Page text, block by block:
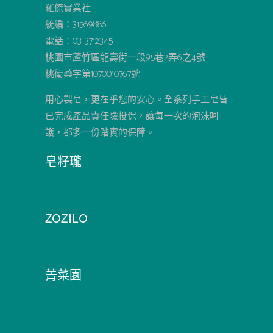
羅傑實業社
統編：31569886
電話：03-3712345
桃園市蘆竹區龍壽街一段95巷2弄6之4號
桃衛藥字第1070010767號
用心製皂，更在乎您的安心。全系列手工皂皆
已完成產品責任險投保，讓每一次的泡沫呵
護，都多一份踏實的保障。
皂籽瓏
ZOZILO
菁菜園